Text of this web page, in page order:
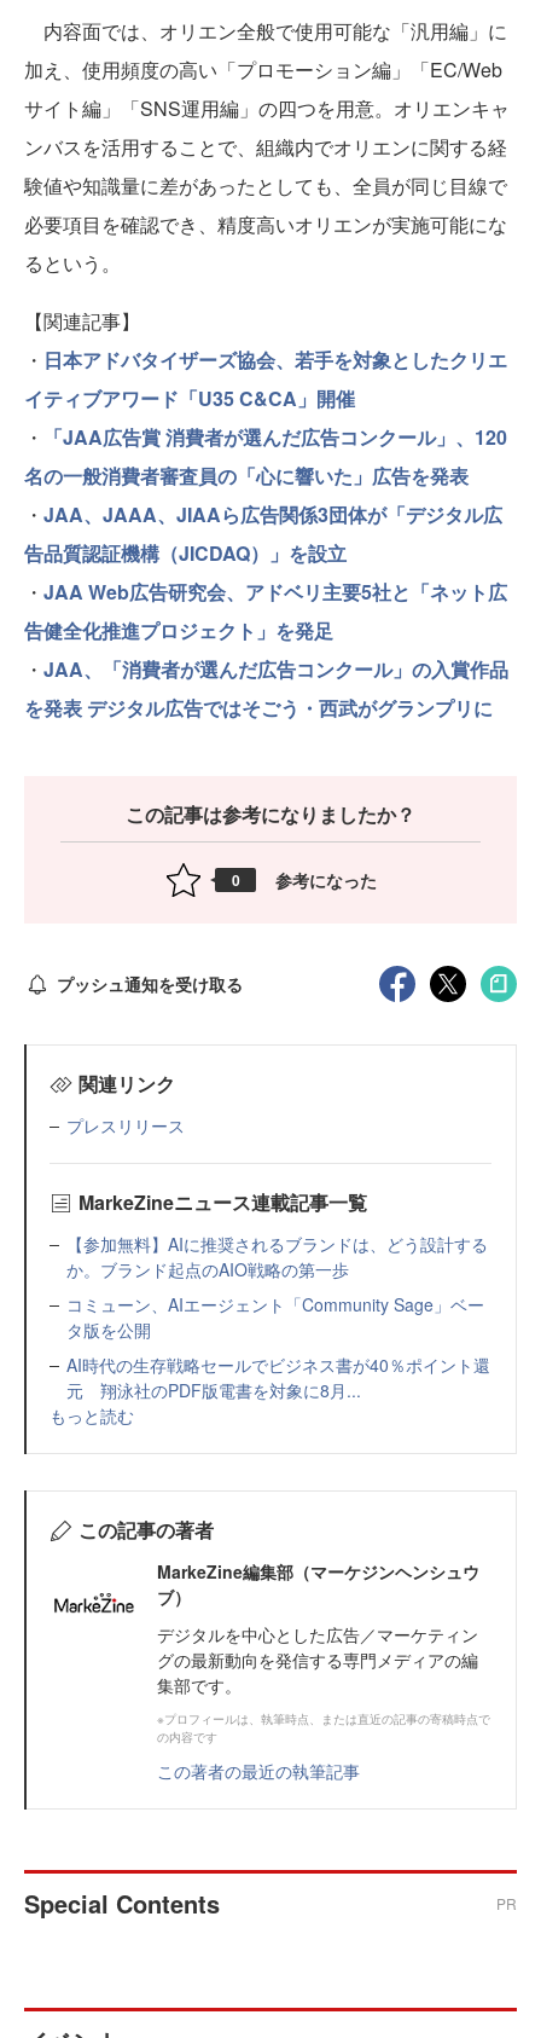
内容面では、オリエン全般で使用可能な「汎用編」に
加え、使用頻度の高い「プロモーション編」「EC/Web
サイト編」「SNS運用編」の四つを用意。オリエンキャ
ンバスを活用することで、組織内でオリエンに関する経
験値や知識量に差があったとしても、全員が同じ目線で
必要項目を確認でき、精度高いオリエンが実施可能にな
るという。
【関連記事】
・ 日本アドバタイザーズ協会、若手を対象としたクリエ
イティブアワード「U35 C&CA」開催
・
「JAA広告賞 消費者が選んだ広告コンクール」、120
名の一般消費者審査員の「心に響いた」広告を発表
・ JAA、JAAA、JIAAら広告関係3団体が「デジタル広
告品質認証機構（JICDAQ）」を設立
・ JAA Web広告研究会、アドベリ主要5社と「ネット広
告健全化推進プロジェクト」を発足
・ JAA、「消費者が選んだ広告コンクール」の入賞作品
を発表 デジタル広告ではそごう・西武がグランプリに
この記事は参考になりましたか？
0 参考になった
プッシュ通知を受け取る
関連リンク
プレスリリース
MarkeZineニュース連載記事一覧
【参加無料】AIに推奨されるブランドは、どう設計する
か。ブランド起点のAIO戦略の第一歩
コミューン、AIエージェント「Community Sage」ベー
タ版を公開
AI時代の生存戦略セールでビジネス書が40％ポイント還
元 翔泳社のPDF版電書を対象に8月...
もっと読む
この記事の著者
MarkeZine編集部（マーケジンヘンシュウ
ブ）
デジタルを中心とした広告／マーケティン
グの最新動向を発信する専門メディアの編
集部です。
※プロフィールは、執筆時点、または直近の記事の寄稿時点で
の内容です
この著者の最近の執筆記事
Special Contents PR